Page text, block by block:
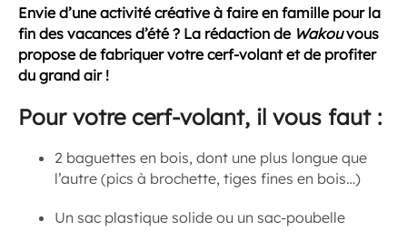
Envie d’une activité créative à faire en famille pour la
fin des vacances d’été ? La rédaction de Wakouvous
propose de fabriquer votre cerf-volant et de profiter
du grand air !
Pour votre cerf-volant, il vous faut :
2 baguettes en bois, dont une plus longue que
l’autre (pics à brochette, tiges fines en bois…)
Un sac plastique solide ou un sac-poubelle